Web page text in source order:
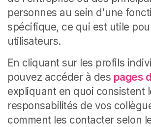
personnes au sein d'une
spécifique, ce qui est utile
utilisateurs.
En cliquant sur les profils
pouvez accéder à des pages
expliquant en quoi consistent
responsabilités de vos
comment les contacter selon